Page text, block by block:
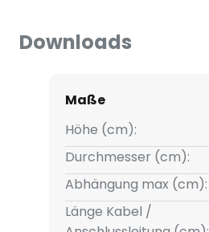
Downloads
Maße
Höhe (cm):
Durchmesser (cm):
Abhängung max (cm):
Länge Kabel /